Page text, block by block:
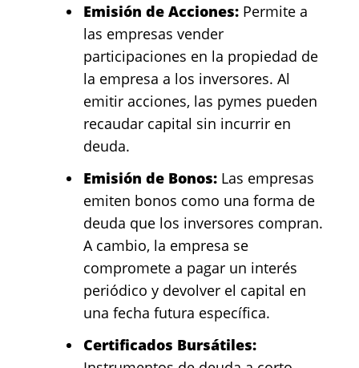
Emisión de Acciones: Permite a
las empresas vender
participaciones en la propiedad de
la empresa a los inversores. Al
emitir acciones, las pymes pueden
recaudar capital sin incurrir en
deuda.
Emisión de Bonos: Las empresas
emiten bonos como una forma de
deuda que los inversores compran.
A cambio, la empresa se
compromete a pagar un interés
periódico y devolver el capital en
una fecha futura específica.
Certificados Bursátiles: